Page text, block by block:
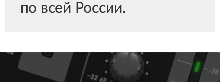
по всей России.